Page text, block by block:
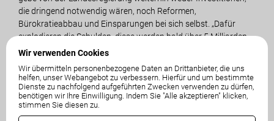
Wir verwenden Cookies
Wir übermitteln personenbezogene Daten an Drittanbieter, die uns
helfen, unser Webangebot zu verbessern. Hierfür und um bestimmte
Dienste zu nachfolgend aufgeführten Zwecken verwenden zu dürfen,
benötigen wir Ihre Einwilligung. Indem Sie "Alle akzeptieren" klicken,
stimmen Sie diesen zu.
die dringend notwendig wären, noch Reformen,
Bürokratieabbau und Einsparungen bei sich selbst. „Dafür
explodieren die Schulden, diese werden bald über 5 Milliarden
Euro betragen!“, so Angerer.
Wie der Landesrechnungshof heute feststellte, weist Kärnten
weiterhin die höchste Pro-Kopf-Verschuldung Österreichs auf.
Die Gesamtschulden stiegen im Jahr 2025 um 273,7 Millionen
Euro auf über 4,3 Milliarden Euro. Wichtige